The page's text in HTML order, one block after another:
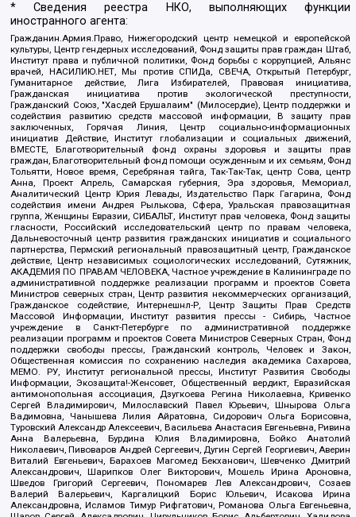
* Сведения реестра НКО, выполняющих функции
иностранного агента:
Гражданин.Армия.Право, Нижегородский центр немецкой и европейской
культуры, Центр гендерных исследований, Фонд защиты прав граждан Штаб,
Институт права и публичной политики, Фонд борьбы с коррупцией, Альянс
врачей, НАСИЛИЮ.НЕТ, Мы против СПИДа, СВЕЧА, Открытый Петербург,
Гуманитарное действие, Лига Избирателей, Правовая инициатива,
Гражданская инициатива против экологической преступности,
Гражданский Союз, "Хасдей Ерушалаим" (Милосердие), Центр поддержки и
содействия развитию средств массовой информации, В защиту прав
заключенных, Горячая Линия, Центр социально-информационных
инициатив Действие, Институт глобализации и социальных движений,
ВМЕСТЕ, Благотворительный фонд охраны здоровья и защиты прав
граждан, Благотворительный фонд помощи осужденным и их семьям, Фонд
Тольятти, Новое время, Серебряная тайга, Так-Так-Так, центр Сова, центр
Анна, Проект Апрель, Самарская губерния, Эра здоровья, Мемориал,
Аналитический Центр Юрия Левады, Издательство Парк Гагарина, Фонд
содействия имени Андрея Рылькова, Сфера, Уральская правозащитная
группа, Женщины Евразии, СИБАЛЬТ, Институт прав человека, Фонд защиты
гласности, Российский исследовательский центр по правам человека,
Дальневосточный центр развития гражданских инициатив и социального
партнерства, Пермский региональный правозащитный центр, Гражданское
действие, Центр независимых социологических исследований, Сутяжник,
АКАДЕМИЯ ПО ПРАВАМ ЧЕЛОВЕКА, Частное учреждение в Калининграде по
административной поддержке реализации программ и проектов Совета
Министров северных стран, Центр развития некоммерческих организаций,
Гражданское содействие, Интернешнл-Р, Центр Защиты Прав Средств
Массовой Информации, Институт развития прессы - Сибирь, Частное
учреждение в Санкт-Петербурге по административной поддержке
реализации программ и проектов Совета Министров Северных Стран, Фонд
поддержки свободы прессы, Гражданский контроль, Человек и Закон,
Общественная комиссия по сохранению наследия академика Сахарова,
МЕМО. РУ, Институт региональной прессы, Институт Развития Свободы
Информации, Экозащита!-Женсовет, Общественный вердикт, Евразийская
антимонопольная ассоциация, Дзугкоева Регина Николаевна, Кривенко
Сергей Владимирович, Милославский Павел Юрьевич, Шнырова Ольга
Вадимовна, Чанышева Лилия Айратовна, Сидорович Ольга Борисовна,
Туровский Александр Алексеевич, Васильева Анастасия Евгеньевна, Ривина
Анна Валерьевна, Бурдина Юлия Владимировна, Бойко Анатолий
Николаевич, Пивоваров Андрей Сергеевич, Дугин Сергей Георгиевич, Аверин
Виталий Евгеньевич, Барахоев Магомед Бекханович, Шевченко Дмитрий
Александрович, Шарипков Олег Викторович, Мошель Ирина Ароновна,
Шведов Григорий Сергеевич, Пономарев Лев Александрович, Созаев
Валерий Валерьевич, Каргалицкий Борис Юльевич, Исакова Ирина
Александровна, Исламов Тимур Рифгатович, Романова Ольга Евгеньевна,